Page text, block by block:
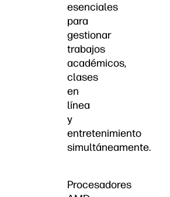
esenciales
para
gestionar
trabajos
académicos,
clases
en
línea
y
entretenimiento
simultáneamente.
Procesadores